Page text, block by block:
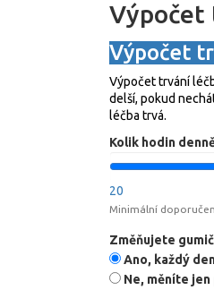
Výpočet
Výpočet
Výpočet trvání
delší, pokud
léčba trvá.
Kolik hodin
20
Minimální
Změňujete
Ano, každý
Ne, měníte